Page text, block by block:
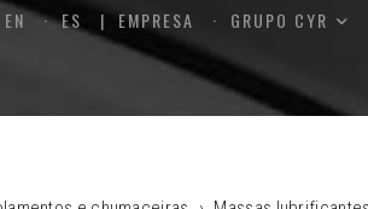
EN ES EMPRESA GRUPO CYR